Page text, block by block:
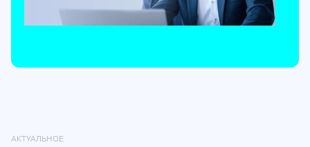
АКТУАЛЬНОЕ